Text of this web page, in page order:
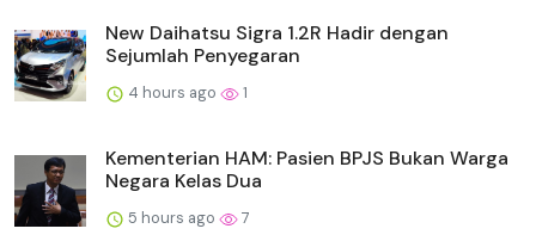
New Daihatsu Sigra 1.2R Hadir dengan
Sejumlah Penyegaran
4 hours ago 1
Kementerian HAM: Pasien BPJS Bukan Warga
Negara Kelas Dua
5 hours ago 7